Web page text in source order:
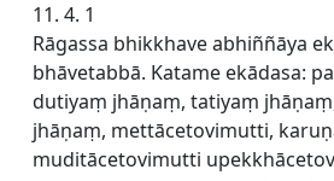
11. 4. 1
Rāgassa bhikkhave abhiññāya
bhāvetabbā. Katame ekādasa:
dutiyaṃ jhāṇaṃ, tatiyaṃ
jhāṇaṃ, mettācetovimutti,
muditācetovimutti